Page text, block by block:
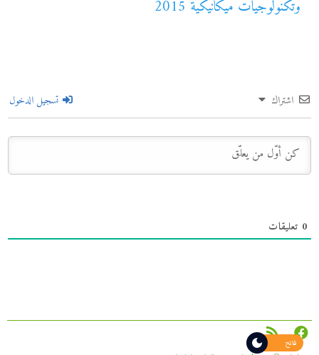
وتكنولوجيات ميكانيكية 2015
اشتراك تسجيل الدخول
0 تعليقات
فاتح